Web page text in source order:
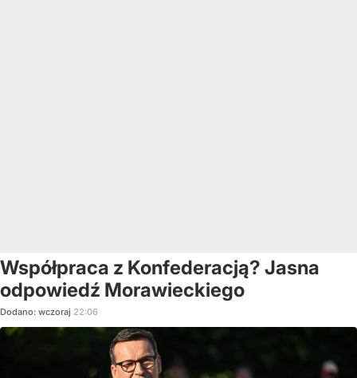
Współpraca z Konfederacją? Jasna
odpowiedź Morawieckiego
Dodano: wczoraj 22:06